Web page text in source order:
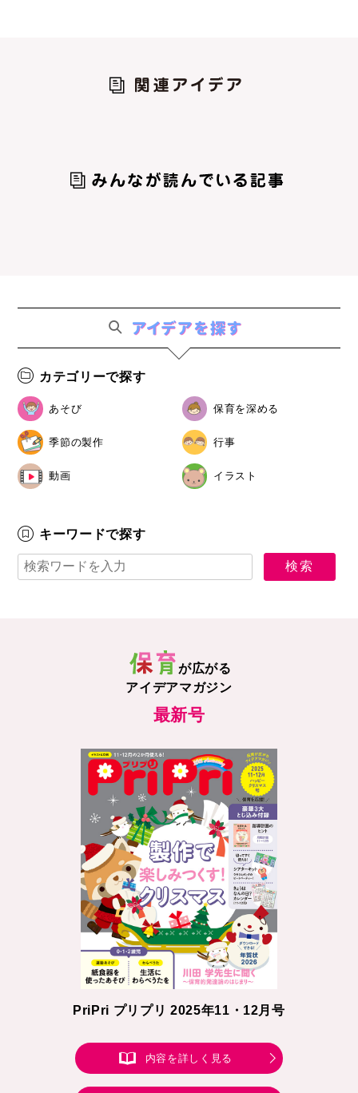
カテゴリーで探す
あそび 保育を深める
季節の製作 行事
動画 イラスト
キーワードで探す
が広がる
アイデアマガジン
最新号
PriPri プリプリ 2025年11・12月号
内容を詳しく見る